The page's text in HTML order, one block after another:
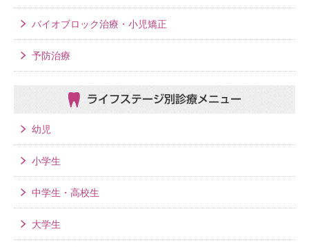
バイオブロック治療・小児矯正
予防治療
ライフステージ別 診療メニュー
幼児
小学生
中学生・高校生
大学生